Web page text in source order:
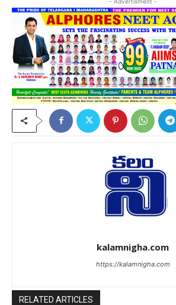
kalamnigha.com
https://kalamnigha.com
RELATED ARTICLES